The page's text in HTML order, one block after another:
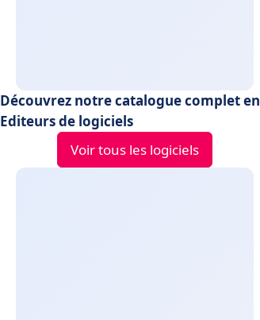
Découvrez notre catalogue complet en
Editeurs de logiciels
Voir tous les logiciels